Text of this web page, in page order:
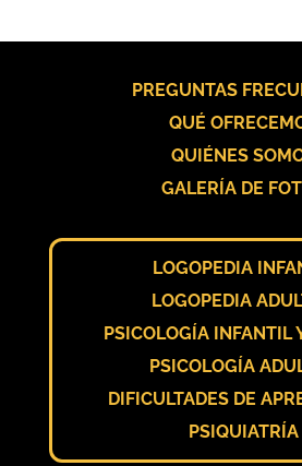
PREGUNTAS
QUÉ
QUIÉNES
GALERÍA DE
LOGOPEDIA
LOGOPEDIA
PSICOLOGÍA INFANTIL
PSICOLOGÍA
DIFICULTADES DE
PSIQUIATRÍA